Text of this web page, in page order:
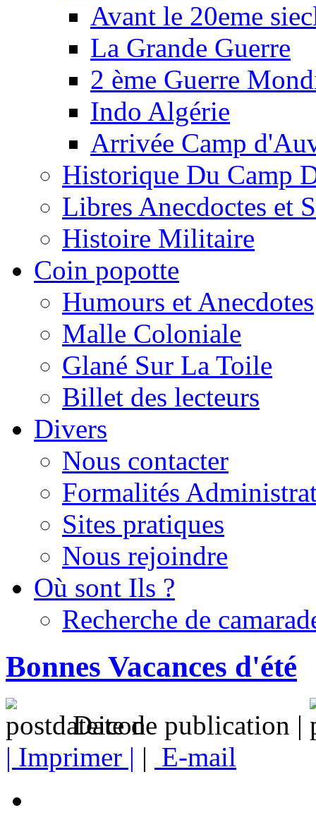
Avant le 20eme
La Grande Guerre
2 ème Guerre
Indo Algérie
Arrivée Camp
Historique Du Camp
Libres Anecdoctes et
Histoire Militaire
Coin popotte
Humours et Anecdotes
Malle Coloniale
Glané Sur La Toile
Billet des lecteurs
Divers
Nous contacter
Formalités
Sites pratiques
Nous rejoindre
Où sont Ils ?
Recherche de
Bonnes Vacances d'été
Date de publication |
| Imprimer | | E-mail